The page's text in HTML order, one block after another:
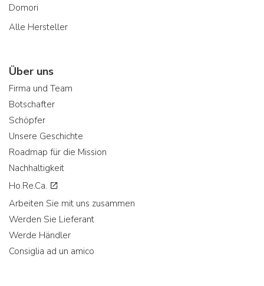
Domori
Alle Hersteller
Über uns
Firma und Team
Botschafter
Schöpfer
Unsere Geschichte
Roadmap für die Mission
Nachhaltigkeit
Ho.Re.Ca.
Arbeiten Sie mit uns zusammen
Werden Sie Lieferant
Werde Händler
Consiglia ad un amico